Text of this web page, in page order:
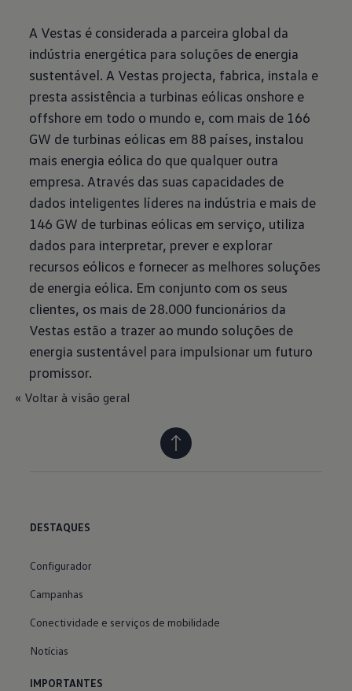
A Vestas é considerada a parceira global da
indústria energética para soluções de energia
sustentável. A Vestas projecta, fabrica, instala e
presta assistência a turbinas eólicas onshore e
offshore em todo o mundo e, com mais de 166
GW de turbinas eólicas em 88 países, instalou
mais energia eólica do que qualquer outra
empresa. Através das suas capacidades de
dados inteligentes líderes na indústria e mais de
146 GW de turbinas eólicas em serviço, utiliza
dados para interpretar, prever e explorar
recursos eólicos e fornecer as melhores soluções
de energia eólica. Em conjunto com os seus
clientes, os mais de 28.000 funcionários da
Vestas estão a trazer ao mundo soluções de
energia sustentável para impulsionar um futuro
promissor.
« Voltar à visão geral
DESTAQUES
Configurador
Campanhas
Conectividade e serviços de mobilidade
Notícias
IMPORTANTES